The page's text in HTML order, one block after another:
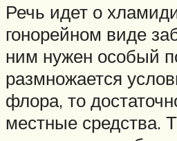
Речь идет о
гонорейном виде
ним нужен особый
размножается
флора, то
местные средства.